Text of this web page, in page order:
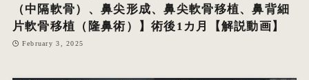
（中隔軟骨）、鼻尖形成、鼻尖軟骨移植、鼻背細
片軟骨移植（隆鼻術）】術後1カ月【解説動画】
February 3, 2025